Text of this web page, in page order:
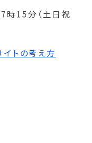
15分（土日祝
イトの考え方